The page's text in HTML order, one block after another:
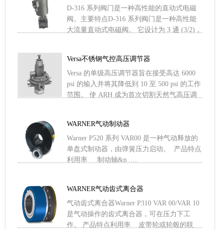
D-316 系列阀门是一种高性能的直动式电磁
阀。主要特点D-316 系列阀门是一种高性能
大流量直动式电磁阀。 它设计为 3 通 (3/2)，
Versa不锈钢气控高压调节器
Versa 的单级高压调节器旨在接受高达 6000
psi 的输入并将其降低到 10 至 500 psi 的工作
范围。 使 ARH 成为首次切割天然气高压调
WARNER气动制动器
Warner P520 系列 VAR00 是一种气动释放的
单盘式制动器，由弹簧压力启动。 产品特点
利用率 制动轴&n .....
WARNER气动齿式离合器
气动齿式离合器Warner P310 VAR 00/VAR 10
是气动操作的齿式离合器，可在压力下工
作。 产品特点利用率 皮带轮或轮毂的联